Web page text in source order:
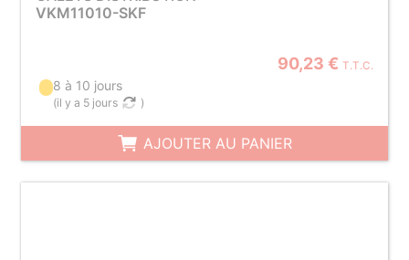
VKM11010-SKF
90,23 € T.T.C.
8 à 10 jours
(il y a 5 jours )
AJOUTER AU PANIER